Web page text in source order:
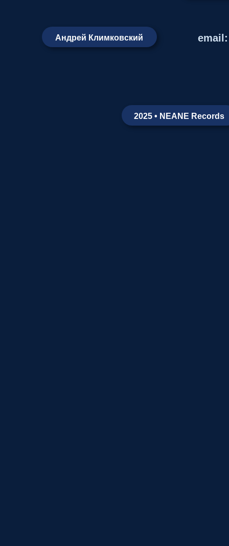
Андрей Климковский
2025 • NEANE Records